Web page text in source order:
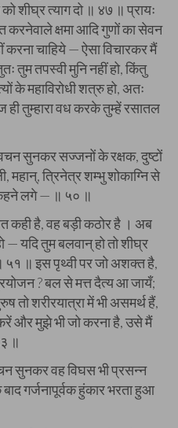
शीघ्र त्याग दो ॥ ४७ ॥ प्रायः
क्षमा आदि गुणों का सेवन
करना चाहिये — ऐसा विचारकर मैं
तुम तपस्वी मुनि नहीं हो, किंतु
के महाविरोधी शत्रु हो, अतः
तुम्हारा वध करके तुम्हें रसातल
सुनकर सज्जनों के रक्षक, दुष्टों
महान्, त्रिनेत्र शम्भु शोकाग्नि से
लगे — ॥ ५० ॥
कही है, वह बड़ी कठोर है । अब
तुम बलवान् हो तो शीघ्र
॥ इस पृथ्वी पर जो अशक्त है,
? बल से मत्त दैत्य आ जायँ;
तो शरीरयात्रा में भी असमर्थ हैं,
और मुझे भी जो करना है, उसे मैं
॥
सुनकर वह विघस भी प्रसन्न
गर्जनापूर्वक हुंकार भरता हुआ